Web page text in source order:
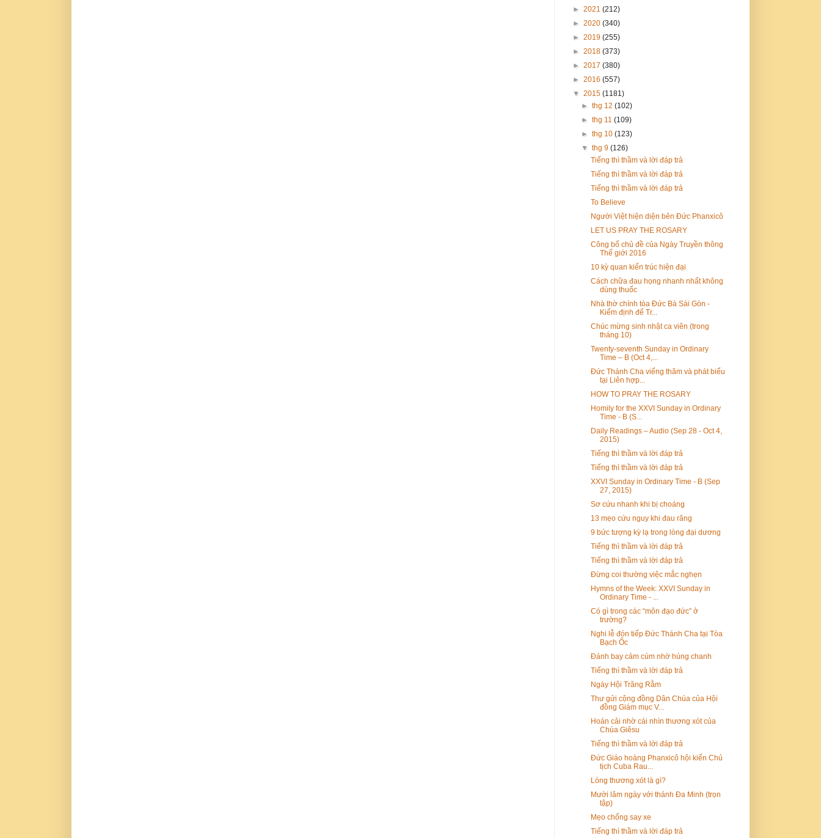
► 2021 (212)
► 2020 (340)
► 2019 (255)
► 2018 (373)
► 2017 (380)
► 2016 (557)
▼ 2015 (1181)
►thg 12(102)
►thg 11(109)
►thg 10(123)
▼thg 9(126)
Tiếng thì thầm và lời đáp trả
Tiếng thì thầm và lời đáp trả
Tiếng thì thầm và lời đáp trả
To Believe
Người Việt hiện diện bên Đức Phanxicô
LET US PRAY THE ROSARY
Công bố chủ đề của Ngày Truyền thông
Thế giới 2016
10 kỳ quan kiến trúc hiện đại
Cách chữa đau họng nhanh nhất không
dùng thuốc
Nhà thờ chính tòa Đức Bà Sài Gòn -
Kiểm định để Tr...
Chúc mừng sinh nhật ca viên (trong
tháng 10)
Twenty-seventh Sunday in Ordinary
Time – B (Oct 4,...
Đức Thánh Cha viếng thăm và phát biểu
tại Liên hợp...
HOW TO PRAY THE ROSARY
Homily for the XXVI Sunday in Ordinary
Time - B (S...
Daily Readings – Audio (Sep 28 - Oct 4,
2015)
Tiếng thì thầm và lời đáp trả
Tiếng thì thầm và lời đáp trả
XXVI Sunday in Ordinary Time - B (Sep
27, 2015)
Sơ cứu nhanh khi bị choáng
13 mẹo cứu nguy khi đau răng
9 bức tượng kỳ lạ trong lòng đại dương
Tiếng thì thầm và lời đáp trả
Tiếng thì thầm và lời đáp trả
Đừng coi thường việc mắc nghẹn
Hymns of the Week: XXVI Sunday in
Ordinary Time - ...
Có gì trong các “môn đạo đức” ở
trường?
Nghi lễ đón tiếp Đức Thánh Cha tại Tòa
Bạch Ốc
Đánh bay cảm cúm nhờ húng chanh
Tiếng thì thầm và lời đáp trả
Ngày Hội Trăng Rằm
Thư gửi cộng đồng Dân Chúa của Hội
đồng Giám mục V...
Hoán cải nhờ cái nhìn thương xót của
Chúa Giêsu
Tiếng thì thầm và lời đáp trả
Đức Giáo hoàng Phanxicô hội kiến Chủ
tịch Cuba Rau...
Lòng thương xót là gì?
Mười lăm ngày với thánh Đa Minh (trọn
tập)
Mẹo chống say xe
Tiếng thì thầm và lời đáp trả